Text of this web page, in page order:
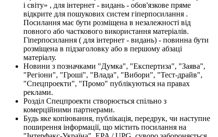
і світу» , для інтернет - видань - обов'язкове пряме
відкрите для пошукових систем гіперпосилання .
Посилання має бути розміщена в незалежності від
повного або часткового використання матеріалів.
Гіперпосилання ( для інтернет - видань) - повинна бути
розміщена в підзаголовку або в першому абзаці
матеріалу.
Новини з позначками "Думка", "Експертиза", "Заява",
"Регіони", "Гроші", "Влада", "Вибори", "Тест-драйв",
"Спецпроекти", "Промо" публікуються на правах
реклами.
Розділ Спецпроекти створюється спільно з
комерційними партнерами.
Будь яке копіювання, публікація, передрук, чи наступне
поширення інформації, що містить посилання на